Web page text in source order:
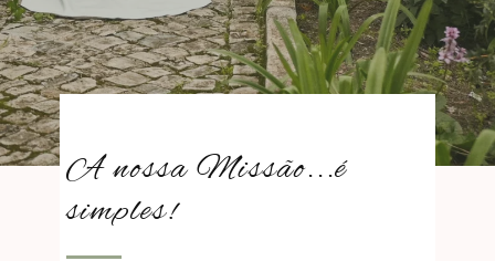
A nossa Missão...é
simples!